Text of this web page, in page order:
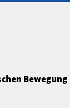
Bewegung